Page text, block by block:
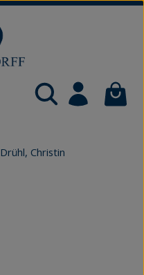
Drühl, Christin